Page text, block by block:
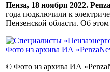
Пенза, 18 ноября 2022.
года подключили к
Пензенской области. Об
© Фото из архива ИА